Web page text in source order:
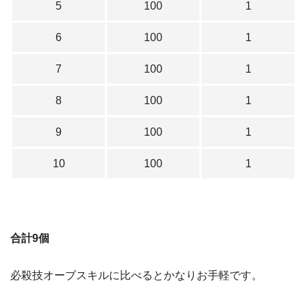
5 100 1
6 100 1
7 100 1
8 100 1
9 100 1
10 100 1
合計9個
必殺技オーブスキルに比べるとかなりお手軽です。